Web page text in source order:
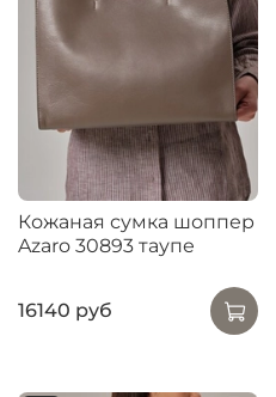
Кожаная сумка шоппер
Azaro 30893 таупе
16140 руб